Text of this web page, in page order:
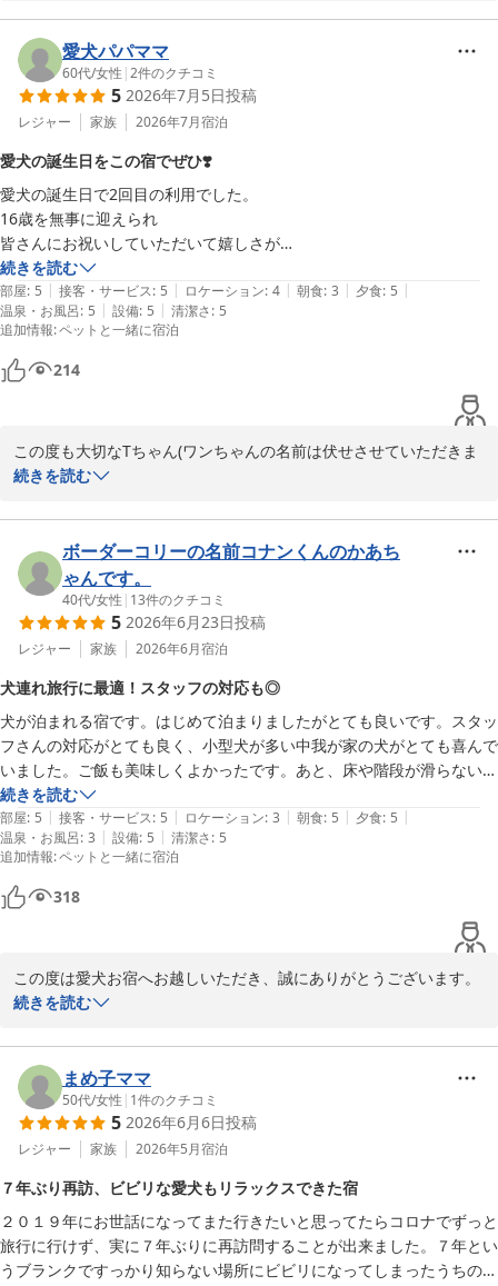
またちょっと話した内容でも他のスタッフさんに共有されます。
チェックイン時に先代犬が昨年亡くなった事を伝えたら、夕飯時に先代
犬様にと陰膳を用意して下さいました。
先代のMちゃん(ワンちゃんの名前は伏せさせていただきますね)の
頃から毎年のようにお帰りいただき、長きにわたり当館をご愛顧い
ただいておりますこと、スタッフ一同心より感謝申し上げます。
「ここほどワンコメインで楽しめる宿はありません」とのお言葉を
ワンちゃんと館内のほとんどの施設で一緒にお過ごしいただけるこ
とや、オールインクルーシブのお飲み物、人工芝へリニューアルし
たドッグランなどもご満足いただけたようで嬉しく拝読いたしまし
た。
また、スタッフへの温かいお言葉もありがとうございます。
ワンちゃんとの何気ない会話やご家族とのひとときを大切にしたい
という思いで日々お迎えしておりますので、そのように感じていた
だけたことは何よりの励みになります。
先代のMちゃんのお話を伺い、少しでもお気持ちに寄り添えればと
の思いで陰膳をご用意させていただきました。ご家族の大切な思い
出の一つとして心に留めていただけたのであれば幸いでございま
す。
これからも、ご家族皆様と大切なワンちゃんに「また帰ってきた
い」と思っていただける宿であり続けられるよう、心を込めたおも
てなしに努めてまいります。
また皆様にお会いできます日を、スタッフ一同心よりお待ちしてお
ります。
愛犬お宿 伊豆高原
2026-07-12
愛犬パパママ
60代/女性 |2件のクチコミ
5 2026年7月5日投稿
レジャー 家族 2026年7月宿泊
愛犬の誕生日をこの宿でぜひ❣️
愛犬の誕生日で2回目の利用でした。
16歳を無事に迎えられ
皆さんにお祝いしていただいて嬉しさが
倍増しました。
愛犬のと記念写真はいつも楽しみです。
夕食も新鮮なお刺身に時期のシラスを味わえて
美味しくゆったり過ごせて最高でした。
どこに行くにも愛犬と一緒は安心できます。
トラブルにはスタッフさんが即時
臨機応変に対応してくださって素晴らしかったし
ありがたかったです。
ティアラが元気なうちは
またぜひ帰りたいお宿です。
続きを読む
部屋: 5 | 接客・サービス: 5 | ロケーション: 4 | 朝食: 3 | 夕食: 5 |
温泉・お風呂: 5 | 設備: 5 | 清潔さ: 5
追加情報:ペットと一緒に宿泊
214
この度も大切なTちゃん(ワンちゃんの名前は伏せさせていただきま
すね)のお誕生日という特別な日に、再び当館へお帰りいただき誠に
16歳のお誕生日、誠におめでとうございます。
大切な節目を一緒にお祝いさせていただけましたこと、スタッフ一
同大変嬉しく思っております。毎年の記念写真も楽しみにしてくだ
さっているとのお言葉は、何よりの励みでございます。
き、愛犬といつでも一緒にお過ごしいただける当館ならではの時間
をご満喫いただけたようで安心いたしました。
一方で、ご朝食のご案内につきましては、私どもの確認不足により
ご案内時間を誤ってしまい、ご迷惑をお掛けしましたこと、改めて
お詫び申し上げます。
そのような中でも、温かいお言葉を掛けてくださり、さらには私ど
もにまでお気遣いをいただき、本当にありがとうございました。お
客様の優しさにスタッフ一同救われた思いでございます。
朝食の鯵の干物も「最高でした」とのお言葉をいただけて、ほっと
「Tちゃんが元気なうちは、またぜひ帰りたいお宿」とのお言葉
これからもTちゃんとご家族の皆様に、安心してゆっくりお過ごし
いただける場所であり続けられるよう努めてまいります。
またお会いできる日を、スタッフ一同心より楽しみにお待ちしてお
ります。
愛犬お宿 伊豆高原
2026-07-12
続きを読む
ボーダーコリーの名前コナンくんのかあち
ゃんです。
40代/女性 | 13件のクチコミ
5 2026年6月23日投稿
レジャー 家族 2026年6月宿泊
犬連れ旅行に最適！スタッフの対応も◎
犬が泊まれる宿です。はじめて泊まりましたがとても良いです。スタッ
フさんの対応がとても良く、小型犬が多い中我が家の犬がとても喜んで
いました。ご飯も美味しくよかったです。あと、床や階段が滑らないの
続きを読む
部屋: 5 | 接客・サービス: 5 | ロケーション: 3 | 朝食: 5 | 夕食: 5 |
温泉・お風呂: 3 | 設備: 5 | 清潔さ: 5
追加情報:ペットと一緒に宿泊
318
この度は愛犬お宿へお越しいただき、誠にありがとうございます。
うで大変嬉しく拝読いたしました。また、スタッフの対応やお食事
につきましても温かいお言葉をいただき、心より御礼申し上げま
す。
ロビーでは人懐っこいKくん(ワンちゃんの名前は伏せさせていただ
するとすぐにゴロンとお腹を見せてくれたりと、その愛らしい姿に
スタッフ一同癒されておりました。たくさんスリスリと甘えてくれ
る様子もとても印象に残っております。
続きを読む
まめ子ママ
50代/女性 | 1件のクチコミ
5 2026年6月6日投稿
レジャー 家族 2026年5月宿泊
７年ぶり再訪、ビビリな愛犬もリラックスできた宿
２０１９年にお世話になってまた行きたいと思ってたらコロナでずっと
旅行に行けず、実に７年ぶりに再訪問することが出来ました。７年とい
うブランクですっかり知らない場所にビビリになってしまったうちの